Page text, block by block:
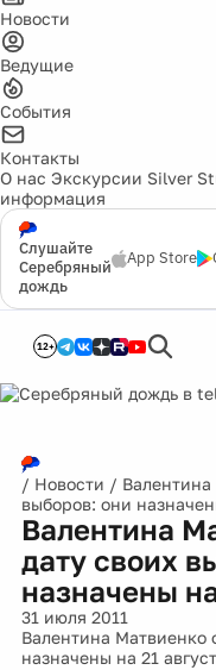
Новости
Ведущие
События
Контакты
О нас Экскурсии Silver
информация
Слушайте
Серебряный
дождь
App Store
12+
/ Новости / Валентина
выборов: они
Валентина
дату своих
назначены
31 июля 2011
Валентина Матвиенко
назначены на 21